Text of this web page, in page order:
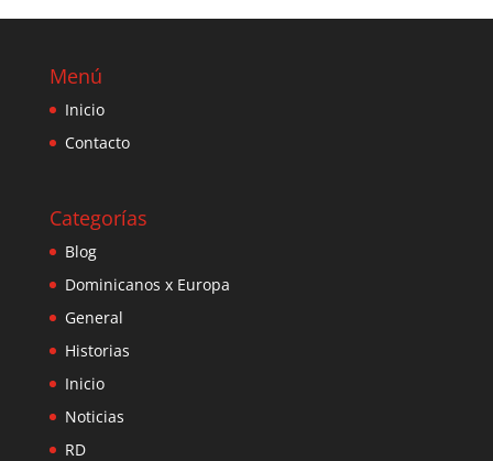
Menú
Inicio
Contacto
Categorías
Blog
Dominicanos x Europa
General
Historias
Inicio
Noticias
RD